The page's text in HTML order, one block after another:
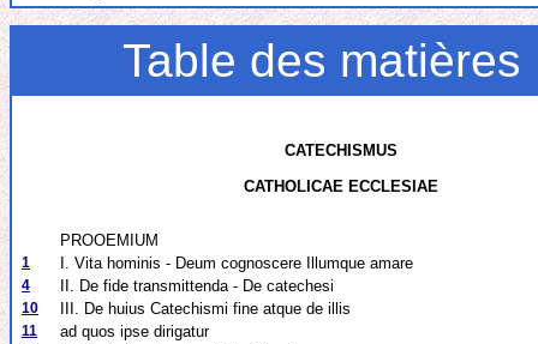
Table des matières
CATECHISMUS
CATHOLICAE ECCLESIAE
PROOEMIUM
1 I. Vita hominis - Deum cognoscere Illumque amare
4 II. De fide transmittenda - De catechesi
10 III. De huius Catechismi fine atque de illis
11 ad quos ipse dirigatur